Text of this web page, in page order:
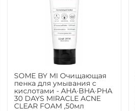
SOME BY MI Очищающая
пенка для умывания с
кислотами - AHA·BHA·PHA
30 DAYS MIRACLE ACNE
CLEAR FOAM ,50мл